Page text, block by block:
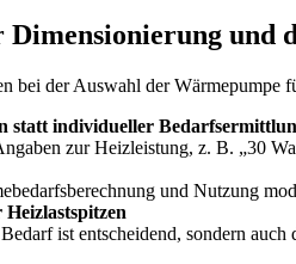
und
bei der Auswahl der
statt individueller
zur Heizleistung, z. B. „30
und Nutzung
ist entscheidend, sondern